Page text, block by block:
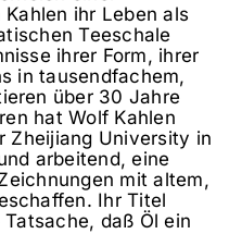
ihr Leben als
Teeschale
ihrer Form, ihrer
in tausendfachem,
über 30 Jahre
hat Wolf Kahlen
Zheijiang University in
arbeitend, eine
mit altem,
Ihr Titel
daß Öl ein